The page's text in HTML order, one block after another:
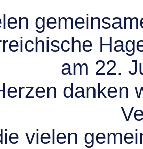
am 22.
danken
vielen